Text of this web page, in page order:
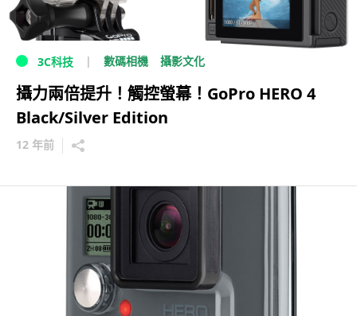
3C科技 數碼相機 攝影文化
攝力兩倍提升！觸控螢幕！GoPro HERO 4
Black/Silver Edition
12 年前